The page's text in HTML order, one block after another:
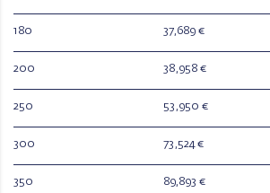
180 37,689 €
200 38,958 €
250 53,950 €
300 73,524 €
350 89,893 €